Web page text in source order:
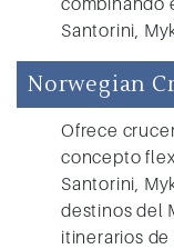
Santorini,
Norwegian
Ofrece
concepto
Santorini,
destinos del
itinerarios de